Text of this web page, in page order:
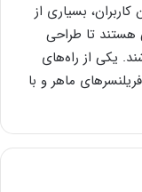
بسیاری از
هستند تا طراحی
یکی از راه‌های
ماهر و با